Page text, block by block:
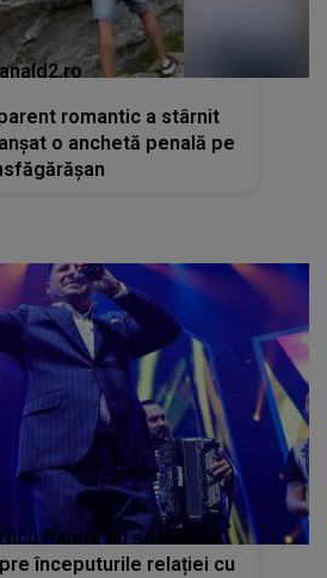
romantic a stârnit
o anchetă penală pe
Paleru cu socrii? Ce
începuturile relației cu